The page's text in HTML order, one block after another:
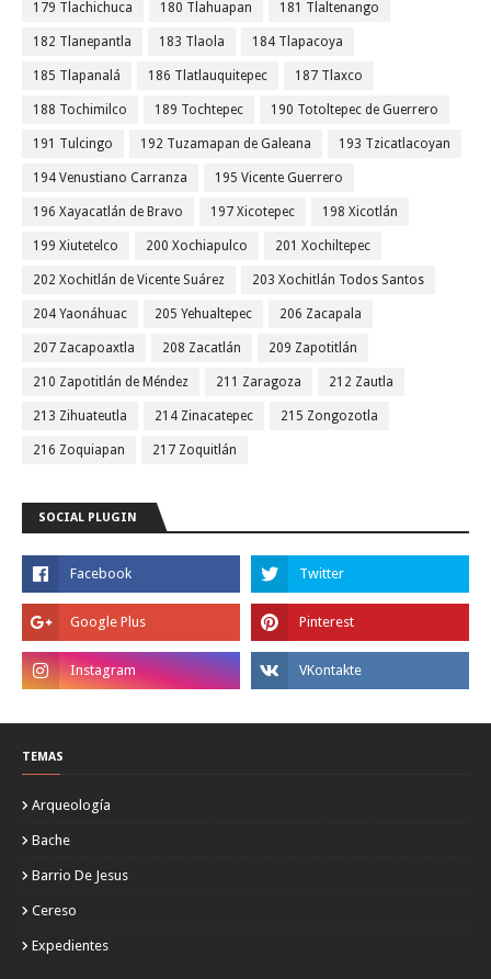
179 Tlachichuca 180 Tlahuapan 181 Tlaltenango
182 Tlanepantla 183 Tlaola 184 Tlapacoya
185 Tlapanalá 186 Tlatlauquitepec 187 Tlaxco
188 Tochimilco 189 Tochtepec 190 Totoltepec de Guerrero
191 Tulcingo 192 Tuzamapan de Galeana 193 Tzicatlacoyan
194 Venustiano Carranza 195 Vicente Guerrero
196 Xayacatlán de Bravo 197 Xicotepec 198 Xicotlán
199 Xiutetelco 200 Xochiapulco 201 Xochiltepec
202 Xochitlán de Vicente Suárez 203 Xochitlán Todos Santos
204 Yaonáhuac 205 Yehualtepec 206 Zacapala
207 Zacapoaxtla 208 Zacatlán 209 Zapotitlán
210 Zapotitlán de Méndez 211 Zaragoza 212 Zautla
213 Zihuateutla 214 Zinacatepec 215 Zongozotla
216 Zoquiapan 217 Zoquitlán
SOCIAL PLUGIN
TEMAS
Arqueología
Bache
Barrio De Jesus
Cereso
Expedientes